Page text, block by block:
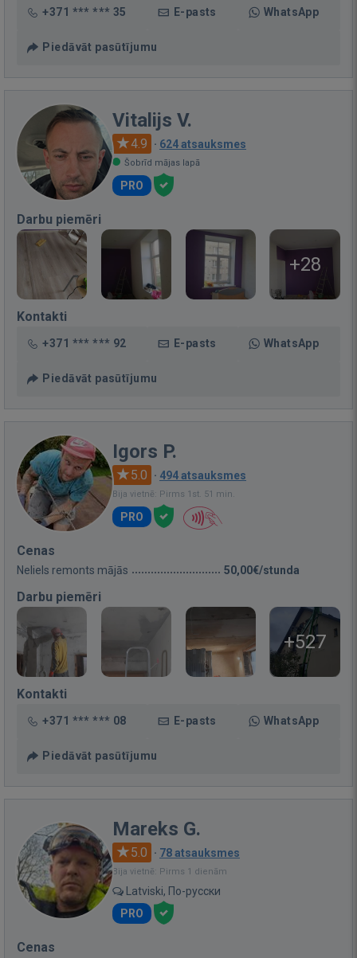
+371 *** *** 35 E-pasts WhatsApp
Piedāvāt pasūtījumu
Vitalijs V.
4.9 · 624 atsauksmes
Šobrīd mājas lapā
PRO
Darbu piemēri
+28
Kontakti
+371 *** *** 92 E-pasts WhatsApp
Piedāvāt pasūtījumu
Igors P.
5.0 · 494 atsauksmes
Bija vietnē: Pirms 1st. 51 min.
PRO
Cenas
Neliels remonts mājās 50,00€/stunda
Darbu piemēri
+527
Kontakti
+371 *** *** 08 E-pasts WhatsApp
Piedāvāt pasūtījumu
Mareks G.
5.0 · 78 atsauksmes
Bija vietnē: Pirms 1 dienām
Latviski, По-русски
PRO
Cenas